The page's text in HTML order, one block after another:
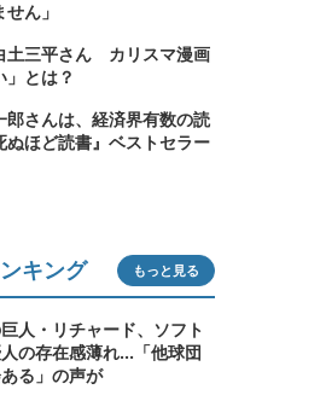
ん」
土三平さん カリスマ漫画
」とは？
郎さんは、経済界有数の読
ほど読書』ベストセラー
キング もっと見る
人・リチャード、ソフト
の存在感薄れ...「他球団
る」の声が